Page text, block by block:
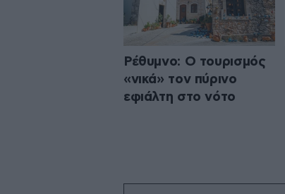
Ρέθυμνο: Ο τουρισμός
«νικά» τον πύρινο
εφιάλτη στο νότο